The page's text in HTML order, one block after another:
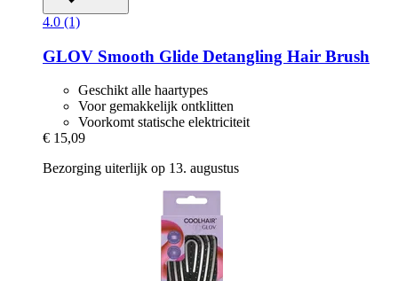
4.0 (1)
GLOV Smooth Glide Detangling Hair Brush
Geschikt alle haartypes
Voor gemakkelijk ontklitten
Voorkomt statische elektriciteit
€ 15,09
Bezorging uiterlijk op 13. augustus